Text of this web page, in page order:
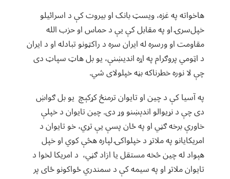
هاخواته په غزه، ویسټ بانک او بیروت کې د اسرائیلو
خپل‌سرۍ او په مقابل کې یې د حماس او حزب الله
مقاومت او ورسره له ایران سره د راکټونو تبادله او د ایران
د اټومي پروګرام په اړه اندیښنې، یو بل هاټ سپاټ دی
چې لا نوره خطرناکه بڼه خپلولای شي.
په آسیا کې د چین او تایوان ترمنځ کړکېچ یو بل ګواښ
دی چې د نړیوالو اندېښنو وړ دی. چین تایوان د خپلې
خاورې برخه ګڼي او په ځان پسې یې تړي، خو تایوان د
امریکایانو په ملاتړ د خپلواکۍ لپاره هڅې کوي او خپل
هېواد له چین څخه مستقل یا ازاد ګڼي، د امریکا لخوا د
تایوان ملاتړ او په سیمه کې د سمندري ځواکونو ځای پر